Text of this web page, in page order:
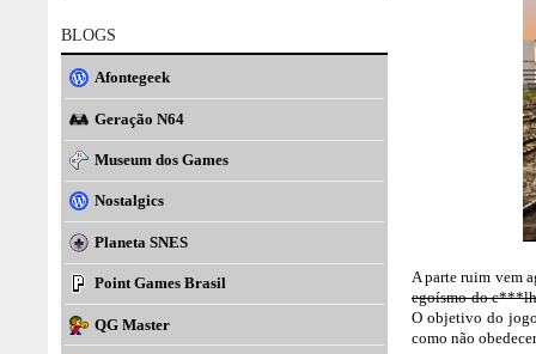
A parte ruim vem
egoísmo do
O objetivo do jogo
como não
BLOGS
Afontegeek
Geração N64
Museum dos Games
Nostalgics
Planeta SNES
Point Games Brasil
QG Master